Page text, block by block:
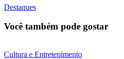
Destaques
Você também pode gostar
Cultura e Entretenimento